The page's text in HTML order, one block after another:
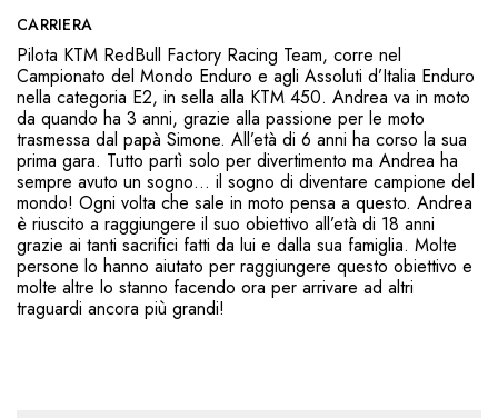
CARRIERA
Pilota KTM RedBull Factory Racing Team, corre nel
Campionato del Mondo Enduro e agli Assoluti d’Italia Enduro
nella categoria E2, in sella alla KTM 450. Andrea va in moto
da quando ha 3 anni, grazie alla passione per le moto
trasmessa dal papà Simone. All’età di 6 anni ha corso la sua
prima gara. Tutto partì solo per divertimento ma Andrea ha
sempre avuto un sogno… il sogno di diventare campione del
mondo! Ogni volta che sale in moto pensa a questo. Andrea
è riuscito a raggiungere il suo obiettivo all’età di 18 anni
grazie ai tanti sacrifici fatti da lui e dalla sua famiglia. Molte
persone lo hanno aiutato per raggiungere questo obiettivo e
molte altre lo stanno facendo ora per arrivare ad altri
traguardi ancora più grandi!